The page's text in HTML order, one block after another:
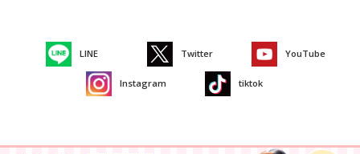
LINE Twitter YouTube
Instagram tiktok